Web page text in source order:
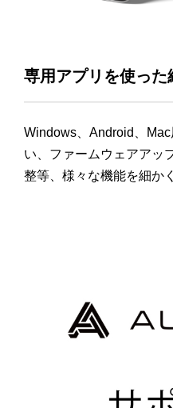
専用アプリを使っ
Windows、Android、
い、ファームウェアアッ
整等、様々な機能を細か